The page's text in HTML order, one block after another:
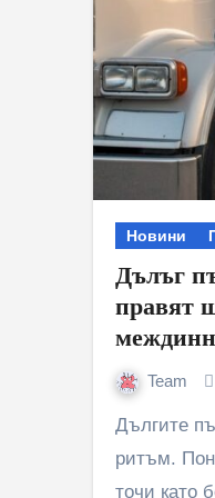
Новини
Дълъг
правят
Team
Дългите пътувания си имат собствен
ритъм.
точи като